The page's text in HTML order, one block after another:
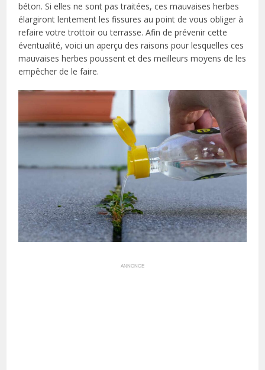
béton. Si elles ne sont pas traitées, ces mauvaises herbes
élargiront lentement les fissures au point de vous obliger à
refaire votre trottoir ou terrasse. Afin de prévenir cette
éventualité, voici un aperçu des raisons pour lesquelles ces
mauvaises herbes poussent et des meilleurs moyens de les
empêcher de le faire.
ANNONCE